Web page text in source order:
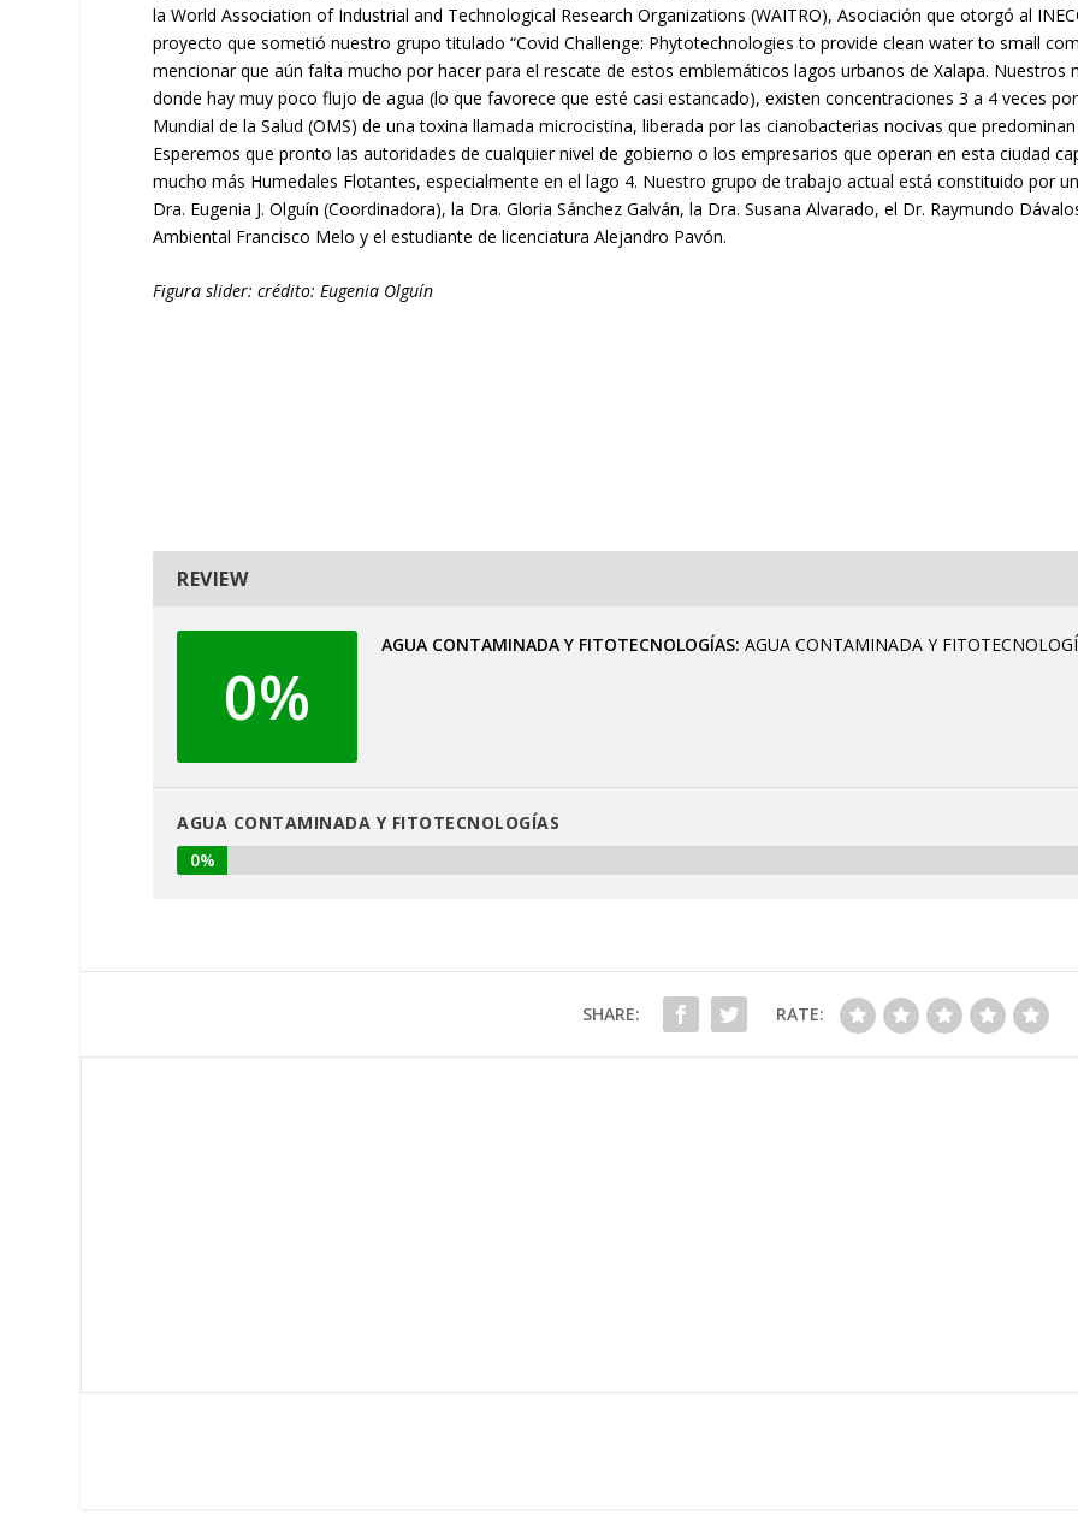
la World Association of Industrial and Technological Research Organizations (WAITRO), Asociación que otorgó al
proyecto que sometió nuestro grupo titulado “Covid Challenge: Phytotechnologies to provide clean water to small
mencionar que aún falta mucho por hacer para el rescate de estos emblemáticos lagos urbanos de Xalapa.
donde hay muy poco flujo de agua (lo que favorece que esté casi estancado), existen concentraciones 3 a 4 veces
Mundial de la Salud (OMS) de una toxina llamada microcistina, liberada por las cianobacterias nocivas que
Esperemos que pronto las autoridades de cualquier nivel de gobierno o los empresarios que operan en esta ciudad
mucho más Humedales Flotantes, especialmente en el lago 4. Nuestro grupo de trabajo actual está constituido por
Dra. Eugenia J. Olguín (Coordinadora), la Dra. Gloria Sánchez Galván, la Dra. Susana Alvarado, el Dr. Raymundo
Ambiental Francisco Melo y el estudiante de licenciatura Alejandro Pavón.
Figura slider: crédito: Eugenia Olguín
REVIEW
0%
AGUA CONTAMINADA Y FITOTECNOLOGÍAS AGUA CONTAMINADA Y
AGUA CONTAMINADA Y FITOTECNOLOGÍAS
0%
SHARE: RATE: